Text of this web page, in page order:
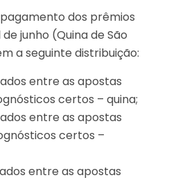
dos prêmios
junho (Quina de São
a seguinte distribuição:
entre as apostas
certos – quina;
entre as apostas
certos –
entre as apostas